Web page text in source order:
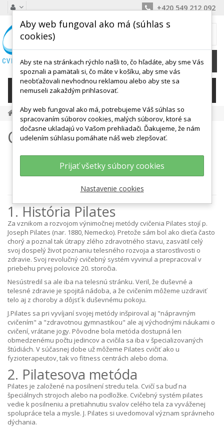
+420 549 212 092
KATEGÓRIE
CVIČENIE PILATES
Cvičenie PILATES
Pilatesova metóda
1. História Pilates
Za vznikom a rozvojom výnimočnej metódy cvičenia Pilates stojí p.
Joseph Pilates (nar. 1880, Nemecko). Pretože sám bol ako dieťa často
chorý a poznal tak útrapy zlého zdravotného stavu, zasvätil celý
svoj dospelý život poznaniu telesného rozvoja a starostlivosti o
zdravie. Svoj revolučný cvičebný systém vyvinul a prepracoval v
priebehu prvej polovice 20. storočia.
Nesústredil sa ale iba na telesnú stránku. Veril, že duševné a
telesné zdravie je spojitá nádoba, a že cvičením môžeme uzdraviť
telo aj z choroby a dôjsť k duševnému pokoju.
J.Pilates sa pri vyvíjaní svojej metódy inšpiroval aj "nápravným
cvičením" a "zdravotnou gymnastikou" ale aj východnými náukami o
cvičení, vrátane jogy. Pôvodne bola metóda dostupná len
obmedzenému počtu jedincov a cvičila sa iba v špecializovaných
štúdiách. V súčasnej dobe už môžeme Pilates cvičiť ako u
fyzioterapeutov, tak vo fitness centrách alebo doma.
2. Pilatesova metóda
Pilates je založené na posilnení stredu tela. Cvičí sa buď na
špeciálnych strojoch alebo na podložke. Cvičebný systém pilates
vedie k posilneniu a pretiahnutiu svalov celého tela za vyváženej
spolupráce tela a mysle. J. Pilates si uvedomoval význam správneho
dýchania.
Aby web fungoval ako má (súhlas s
cookies)
Aby ste na stránkach rýchlo našli to, čo hľadáte, aby sme Vás
spoznali a pamätali si, čo máte v košíku, aby sme vás
neobťažovali nevhodnou reklamou alebo aby ste sa
nemuseli zakaždým prihlasovať.
Aby web fungoval ako má, potrebujeme Váš súhlas so
spracovaním súborov cookies, malých súborov, ktoré sa
dočasne ukladajú vo Vašom prehliadači. Ďakujeme, že nám
udelením súhlasu pomáhate náš web zlepšovať.
Prijať všetky súbory cookies
Nastavenie cookies